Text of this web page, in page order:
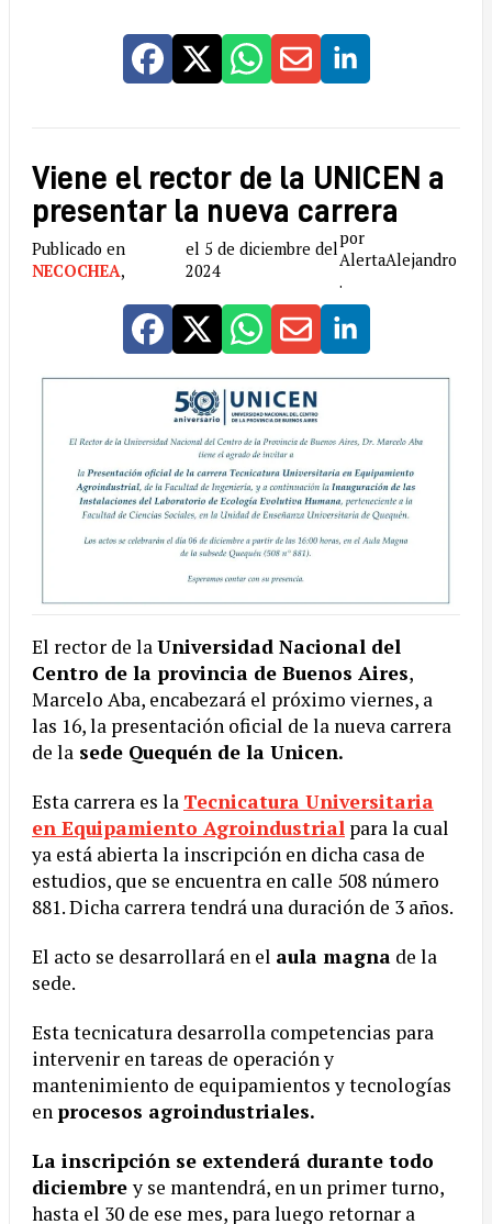
Viene el rector de la UNICEN a
presentar la nueva carrera
Publicado en
NECOCHEA,
el 5 de diciembre del
2024
por
AlertaAlejandro
.
El rector de laUniversidad Nacional del
Centro de la provincia de Buenos Aires,
Marcelo Aba, encabezará el próximo viernes, a
las 16, la presentación oficial de la nueva carrera
de la sede Quequén de la Unicen.
Esta carrera es la Tecnicatura Universitaria
en Equipamiento Agroindustrial para la cual
ya está abierta la inscripción en dicha casa de
estudios, que se encuentra en calle 508 número
881. Dicha carrera tendrá una duración de 3 años.
El acto se desarrollará en el aula magna de la
sede.
Esta tecnicatura desarrolla competencias para
intervenir en tareas de operación y
mantenimiento de equipamientos y tecnologías
en procesos agroindustriales.
La inscripción se extenderá durante todo
diciembrey se mantendrá, en un primer turno,
hasta el 30 de ese mes, para luego retornar a